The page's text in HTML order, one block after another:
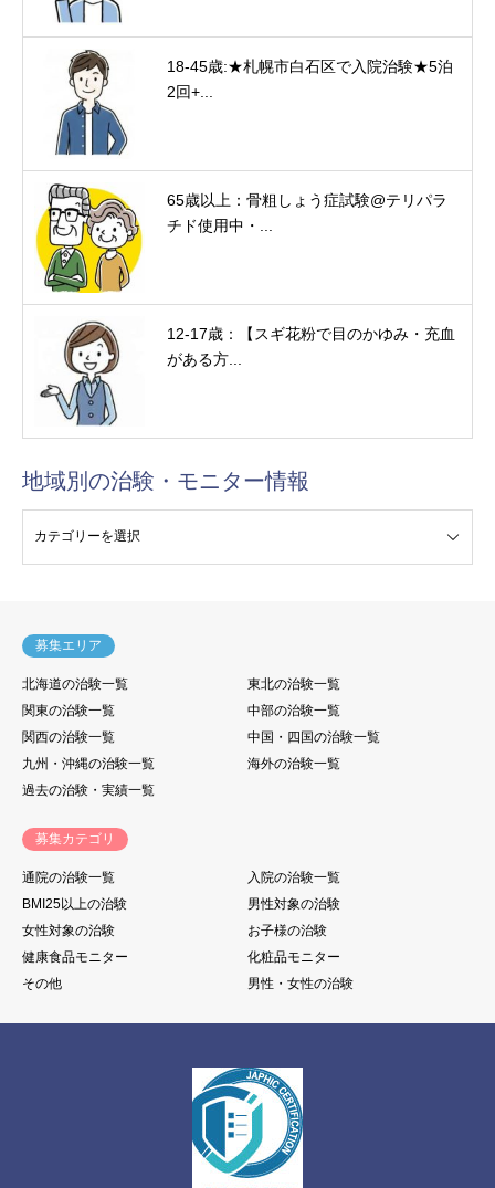
18-45歳:★札幌市白石区で入院治験★5泊
2回+...
65歳以上：骨粗しょう症試験@テリパラ
チド使用中・...
12-17歳：【スギ花粉で目のかゆみ・充血
がある方...
地域別の治験・モニター情報
募集エリア
北海道の治験一覧
東北の治験一覧
関東の治験一覧
中部の治験一覧
関西の治験一覧
中国・四国の治験一覧
九州・沖縄の治験一覧
海外の治験一覧
過去の治験・実績一覧
募集カテゴリ
通院の治験一覧
入院の治験一覧
BMI25以上の治験
男性対象の治験
女性対象の治験
お子様の治験
健康食品モニター
化粧品モニター
その他
男性・女性の治験